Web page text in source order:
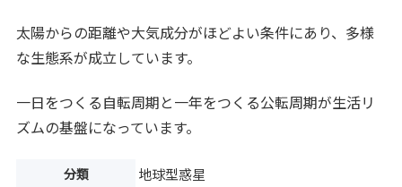
太陽からの距離や大気成分がほどよい条件にあり、多様
な生態系が成立しています。
一日をつくる自転周期と一年をつくる公転周期が生活リ
ズムの基盤になっています。
分類 地球型惑星